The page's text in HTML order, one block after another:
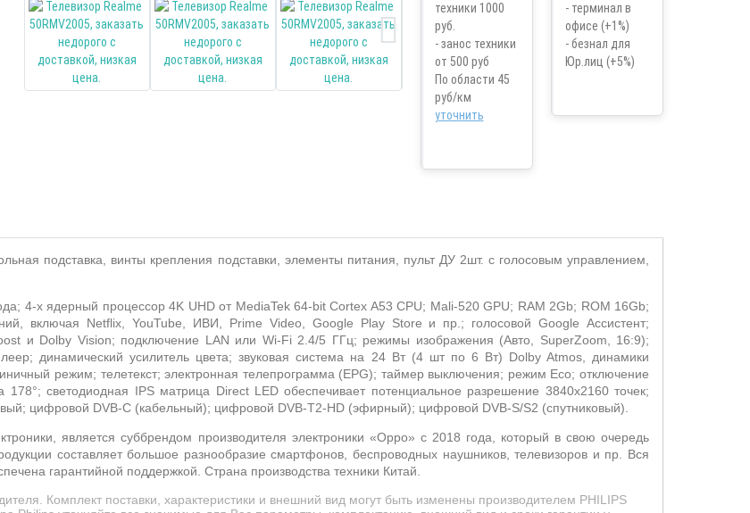
техники 1000
руб.
- занос техники
от 500 руб
По области 45
руб/км
уточнить
- терминал в
офисе (+1%)
- безнал для
Юр.лиц (+5%)
подставка, винты крепления подставки, элементы питания, пульт ДУ 2шт. с голосовым управлением,
4-х ядерный процессор 4K UHD от MediaTek64-bit Cortex A53CPU; Mali-520GPU; RAM 2Gb; ROM 16Gb;
включая Netflix , YouTube, ИВИ, Prime Video Google Play Store и пр.; голосовойGoogle Ассистент;
и Dolby Vision; подключение LAN или Wi-Fi 2.4/5 ГГц; режимы изображения (Авто, SuperZoom , 16:9);
динамический усилитель цвета; звуковая система на 24 Вт (4 шт по 6 Вт) Dolby Atmos, динамики
режим; телетекст; электронная телепрограмма (EPG); таймер выключения; режим Eco; отключение
178°; светодиодная IPS матрица Direct LEDобеспечивает потенциальное разрешение 3840x2160точек;
цифровой DVB-C (кабельный); цифровой DVB-T2-HD (эфирный); цифровой DVB-S/S2 (спутниковый).
является суббрендом производителя электроники «Oppo» с 2018 года, который в свою очередь
составляет большое разнообразие смартфонов, беспроводных наушников, телевизоров и пр. Вся
гарантийной поддержкой. Страна производства техники Китай.
Комплект поставки, характеристики и внешний вид могут быть изменены производителем PHILIPS